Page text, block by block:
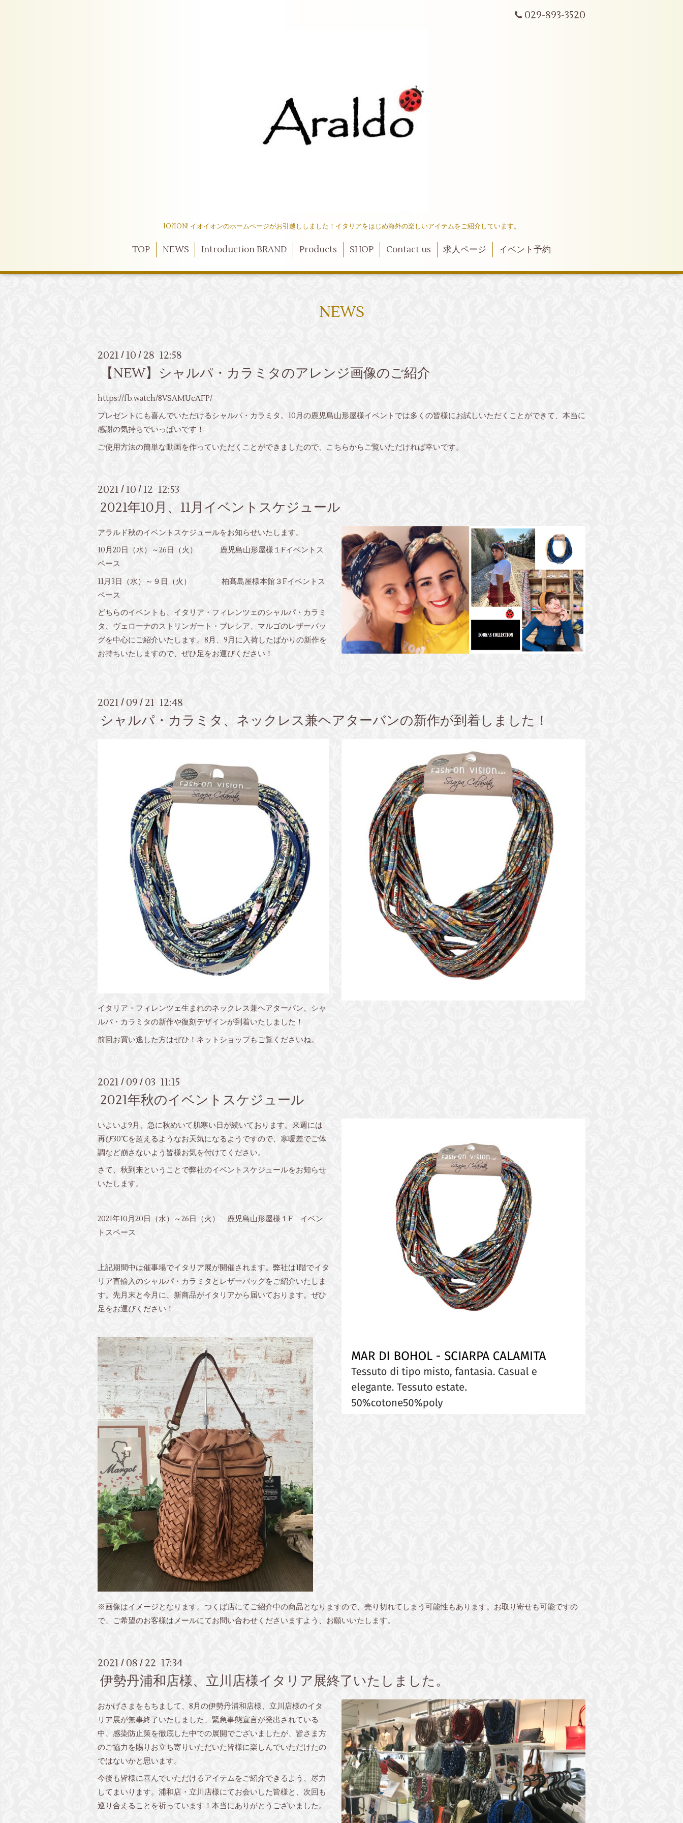
029-893-3520
IO?ION! イオイオンのホームページがお引越ししました！イタリアをはじめ海外の楽しいアイテムをご紹介しています。
TOP NEWS Introduction BRAND Products SHOP Contact us 求人ページ イベント予約
NEWS
2021 / 10 / 28 12:58
【NEW】シャルパ・カラミタのアレンジ画像のご紹介
https://fb.watch/8VSAMUcAFP/
プレゼントにも喜んでいただけるシャルパ・カラミタ。10月の鹿児島山形屋様イベントでは多くの皆様にお試しいただくことができて、本当に
感謝の気持ちでいっぱいです！
ご使用方法の簡単な動画を作っていただくことができましたので、こちらからご覧いただければ幸いです。
2021 / 10 / 12 12:53
2021年10月、11月イベントスケジュール
アラルド秋のイベントスケジュールをお知らせいたします。
10月20日（水）～26日（火） 鹿児島山形屋様１Fイベントス
ペース
11月3日（水）～９日（火） 柏髙島屋様本館３Fイベントス
ペース
どちらのイベントも、イタリア・フィレンツェのシャルパ・カラミ
タ、ヴェローナのストリンガート・ブレシア、マルゴのレザーバッ
グを中心にご紹介いたします。8月、9月に入荷したばかりの新作を
お持ちいたしますので、ぜひ足をお運びください！
2021 / 09 / 21 12:48
シャルパ・カラミタ、ネックレス兼ヘアターバンの新作が到着しました！
イタリア・フィレンツェ生まれのネックレス兼ヘアターバン、シャ
ルパ・カラミタの新作や復刻デザインが到着いたしました！
前回お買い逃した方はぜひ！ネットショップもご覧くださいね。
2021 / 09 / 03 11:15
2021年秋のイベントスケジュール
いよいよ9月、急に秋めいて肌寒い日が続いております。来週には
再び30℃を超えるようなお天気になるようですので、寒暖差でご体
調など崩さないよう皆様お気を付けてください。
さて、秋到来ということで弊社のイベントスケジュールをお知らせ
いたします。
2021年10月20日（水）～26日（火） 鹿児島山形屋様１F イベン
トスペース
上記期間中は催事場でイタリア展が開催されます。弊社は1階でイタ
リア直輸入のシャルパ・カラミタとレザーバッグをご紹介いたしま
す。先月末と今月に、新商品がイタリアから届いております。ぜひ
足をお運びください！
※画像はイメージとなります。つくば店にてご紹介中の商品となりますので、売り切れてしまう可能性もあります。お取り寄せも可能ですの
で、ご希望のお客様はメールにてお問い合わせくださいますよう、お願いいたします。
2021 / 08 / 22 17:34
伊勢丹浦和店様、立川店様イタリア展終了いたしました。
おかげさまをもちまして、8月の伊勢丹浦和店様、立川店様のイタ
リア展が無事終了いたしました、緊急事態宣言が発出されている
中、感染防止策を徹底した中での展開でございましたが、皆さま方
のご協力を賜りお立ち寄りいただいた皆様に楽しんでいただけたの
ではないかと思います。
今後も皆様に喜んでいただけるアイテムをご紹介できるよう、尽力
してまいります。浦和店・立川店様にてお会いした皆様と、次回も
巡り合えることを祈っています！本当にありがとうございました。